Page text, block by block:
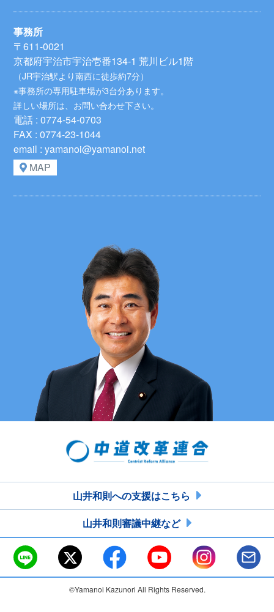
事務所
〒611-0021
京都府宇治市宇治壱番134-1 荒川ビル1階
（JR宇治駅より南西に徒歩約7分）
※事務所の専用駐車場が3台分あります。
詳しい場所は、お問い合わせ下さい。
電話 : 0774-54-0703
FAX : 0774-23-1044
email : yamanoi@yamanoi.net
MAP
山井和則への支援はこちら
山井和則審議中継など
©Yamanoi Kazunori All Rights Reserved.